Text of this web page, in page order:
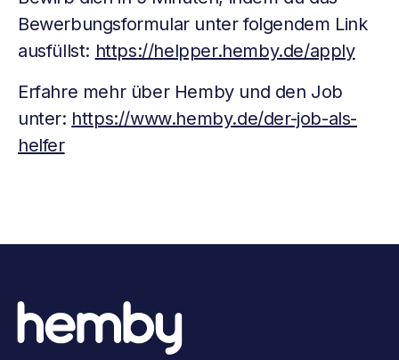
Bewerbungsformular unter folgendem Link
ausfüllst: https://helpper.hemby.de/apply
Erfahre mehr über Hemby und den Job
unter: https://www.hemby.de/der-job-als-
helfer